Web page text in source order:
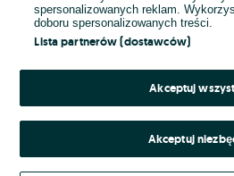
spersonalizowanych reklam.
doboru spersonalizowanych treści.
Lista partnerów (dostawców)
Akceptuj
Akceptuj